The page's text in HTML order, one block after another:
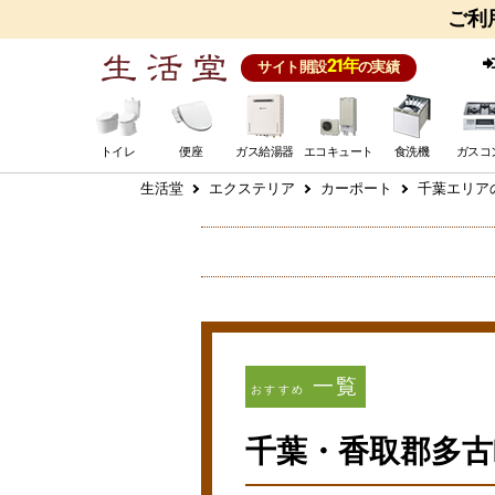
ご
サイト開設21年の実績
トイレ 便座 ガス給湯器 エコキュート 食洗機 ガスコ
生活堂 エクステリア カーポート 千葉エリア
おすすめ 一覧
千葉・香取郡多